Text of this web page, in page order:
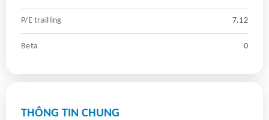
P/E trailling 7.12
Beta 0
THÔNG TIN CHUNG